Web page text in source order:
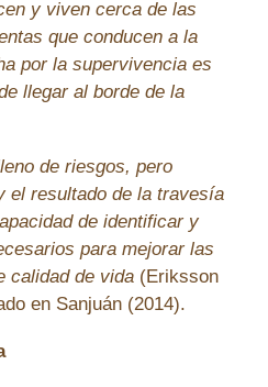
y viven cerca de las
que conducen a la
por la supervivencia es
llegar al borde de la
de riesgos, pero
el resultado de la travesía
de identificar y
para mejorar las
calidad de vida (Eriksson
en Sanjuán (2014).